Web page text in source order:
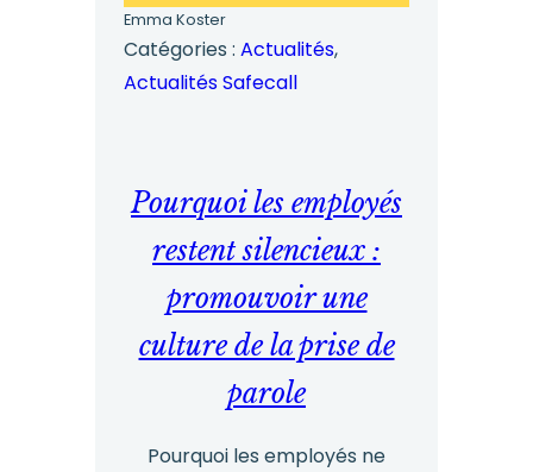
détermination
:
Joanna
Emma Koster
Catégories : Actualités,
Actualités Safecall
Pourquoi les employés
restent silencieux :
promouvoir une
culture de la prise de
parole
Pourquoi les employés ne